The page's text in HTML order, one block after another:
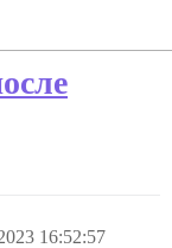
16:52:57